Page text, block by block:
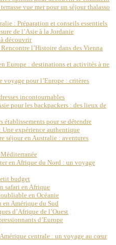
vue mer pour un séjour thalasso
: Préparation et conseils essentiels
de l’Asie à la Jordanie
découvrir
l’Histoire dans des Vienna
Europe : destinations et activités à ne
voyage pour l’Europe : critères
incontournables
pour les backpackers : des lieux de
établissements pour se détendre
expérience authentique
séjour en Australie : aventures
en Afrique du Nord : un voyage
budget
safari en Afrique
en Océanie
en Amérique du Sud
d’Afrique de l’Ouest
d’Europe
centrale : un voyage au cœur